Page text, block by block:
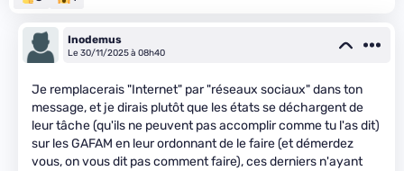
Inodemus
Le 30/11/2025 à 08h40
Je remplacerais "Internet" par "réseaux sociaux" dans ton
message, et je dirais plutôt que les états se déchargent de
leur tâche (qu'ils ne peuvent pas accomplir comme tu l'as dit)
sur les GAFAM en leur ordonnant de le faire (et démerdez
vous, on vous dit pas comment faire), ces derniers n'ayant